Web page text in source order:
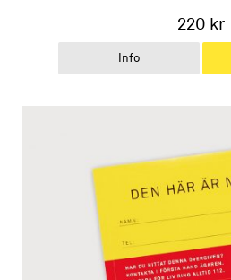
220 kr
Info